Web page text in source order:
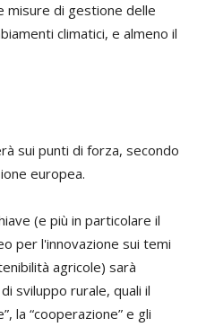
misure di gestione delle
climatici, e almeno il
sui punti di forza, secondo
europea.
(e più in particolare il
per l'innovazione sui temi
agricole) sarà
sviluppo rurale, quali il
la “cooperazione” e gli